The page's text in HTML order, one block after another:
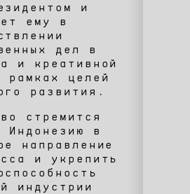
и
ему в
дел в
и креативной
рамках целей
развития.
стремится
Индонезию в
направление
и укрепить
индустрии